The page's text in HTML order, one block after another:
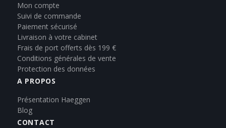
Mon compte
Suivi de commande
Paiement sécurisé
Livraison à votre cabinet
Frais de port offerts dès 199 €
Conditions générales de vente
Protection des données
A PROPOS
Présentation Haeggen
Blog
CONTACT